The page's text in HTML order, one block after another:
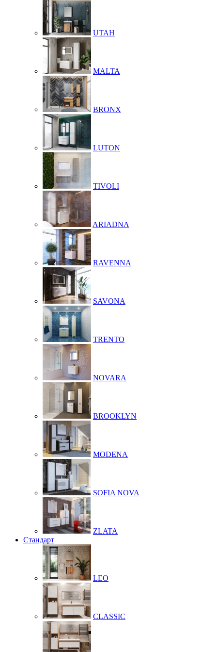
UTAH
MALTA
BRONX
LUTON
TIVOLI
ARIADNA
RAVENNA
SAVONA
TRENTO
NOVARA
BROOKLYN
MODENA
SOFIA NOVA
ZLATA
Стандарт
LEO
CLASSIC